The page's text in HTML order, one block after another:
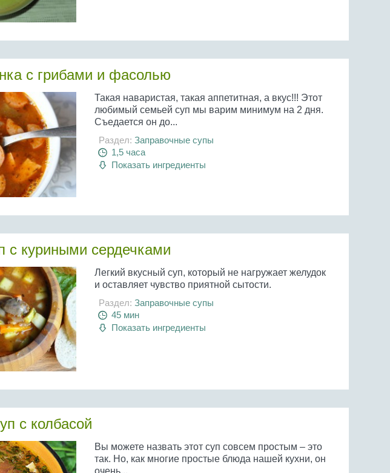
с грибами и фасолью
Такая наваристая, такая аппетитная, а вкус!!! Этот
любимый семьей суп мы варим минимум на 2 дня.
Съедается он до...
Раздел: Заправочные супы
1,5 часа
Показать ингредиенты
с куриными сердечками
Легкий вкусный суп, который не нагружает желудок
и оставляет чувство приятной сытости.
Раздел: Заправочные супы
45 мин
Показать ингредиенты
с колбасой
Вы можете назвать этот суп совсем простым – это
так. Но, как многие простые блюда нашей кухни, он